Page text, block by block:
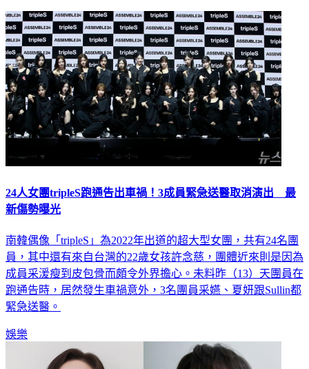
24人女團tripleS跑通告出車禍！3成員緊急送醫取消演出 最
新傷勢曝光
南韓偶像「tripleS」為2022年出道的超大型女團，共有24名團
員，其中還有來自台灣的22歲女孩許念慈，團體近來則是因為
成員采湲瘦到皮包骨而頗令外界擔心。未料昨（13）天團員在
跑通告時，居然發生車禍意外，3名團員采嬿、夏妍跟Sullin都
緊急送醫。
娛樂